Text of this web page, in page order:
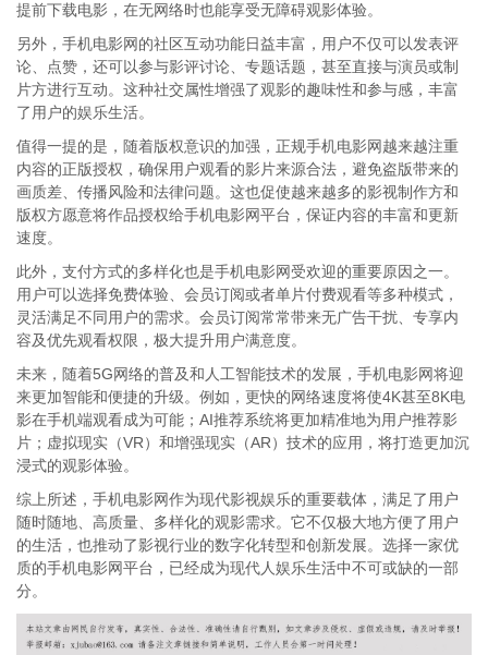
提前下载电影，在无网络时也能享受无障碍观影体验。
另外，手机电影网的社区互动功能日益丰富，用户不仅可以发表评
论、点赞，还可以参与影评讨论、专题话题，甚至直接与演员或制
片方进行互动。这种社交属性增强了观影的趣味性和参与感，丰富
了用户的娱乐生活。
值得一提的是，随着版权意识的加强，正规手机电影网越来越注重
内容的正版授权，确保用户观看的影片来源合法，避免盗版带来的
画质差、传播风险和法律问题。这也促使越来越多的影视制作方和
版权方愿意将作品授权给手机电影网平台，保证内容的丰富和更新
速度。
此外，支付方式的多样化也是手机电影网受欢迎的重要原因之一。
用户可以选择免费体验、会员订阅或者单片付费观看等多种模式，
灵活满足不同用户的需求。会员订阅常常带来无广告干扰、专享内
容及优先观看权限，极大提升用户满意度。
未来，随着5G网络的普及和人工智能技术的发展，手机电影网将迎
来更加智能和便捷的升级。例如，更快的网络速度将使4K甚至8K电
影在手机端观看成为可能；AI推荐系统将更加精准地为用户推荐影
片；虚拟现实（VR）和增强现实（AR）技术的应用，将打造更加沉
浸式的观影体验。
综上所述，手机电影网作为现代影视娱乐的重要载体，满足了用户
随时随地、高质量、多样化的观影需求。它不仅极大地方便了用户
的生活，也推动了影视行业的数字化转型和创新发展。选择一家优
质的手机电影网平台，已经成为现代人娱乐生活中不可或缺的一部
分。